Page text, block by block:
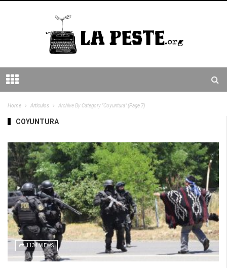
Home Articulos Archive By Category "Coyuntura"(Page 7)
COYUNTURA
1134 VIEWS